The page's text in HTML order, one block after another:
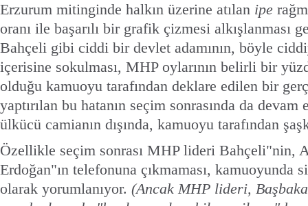
Erzurum mitinginde halkın üzerine atılan ipe
oranı ile başarılı bir grafik çizmesi alkışlanması
Bahçeli gibi ciddi bir devlet adamının, böyle
içerisine sokulması, MHP oylarının belirli bir
olduğu kamuoyu tarafından deklare edilen bir
yaptırılan bu hatanın seçim sonrasında da devam
ülkücü camianın dışında, kamuoyu tarafından
Özellikle seçim sonrası MHP lideri Bahçeli"nin,
Erdoğan"ın telefonuna çıkmaması, kamuoyunda
olarak yorumlanıyor. (Ancak MHP lideri,